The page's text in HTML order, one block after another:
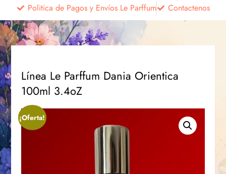
Politica de Pagos y Envíos Le Parffum
Contactenos
Línea Le Parffum Dania Orientica
100ml 3.4oZ
¡Oferta!